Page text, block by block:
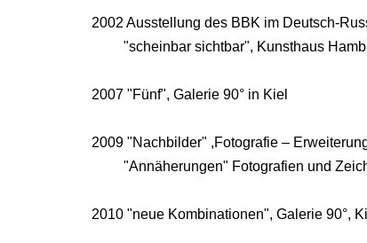
2002 Ausstellung des BBK im Deutsch-
"scheinbar sichtbar", Kunsthaus
2007 "Fünf", Galerie 90° in Kiel
2009 "Nachbilder" ,Fotografie –
"Annäherungen" Fotografien und
2010 "neue Kombinationen", Galerie 90°,